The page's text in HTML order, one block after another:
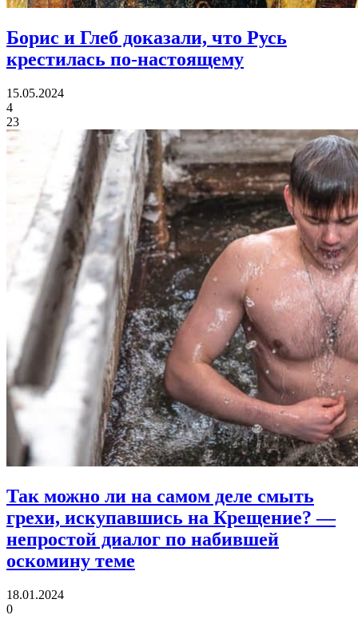
Борис и Глеб доказали, что Русь
крестилась по-настоящему
15.05.2024
4
23
Так можно ли на самом деле смыть
грехи, искупавшись на Крещение?—
непростой диалог по набившей
оскомину теме
18.01.2024
0